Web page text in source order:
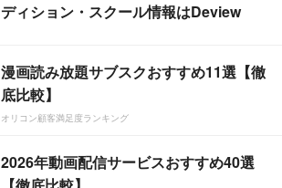
ディション・スクール情報はDeview
漫画読み放題サブスクおすすめ11選【徹
底比較】
オリコン顧客満足度ランキング
2026年動画配信サービスおすすめ40選